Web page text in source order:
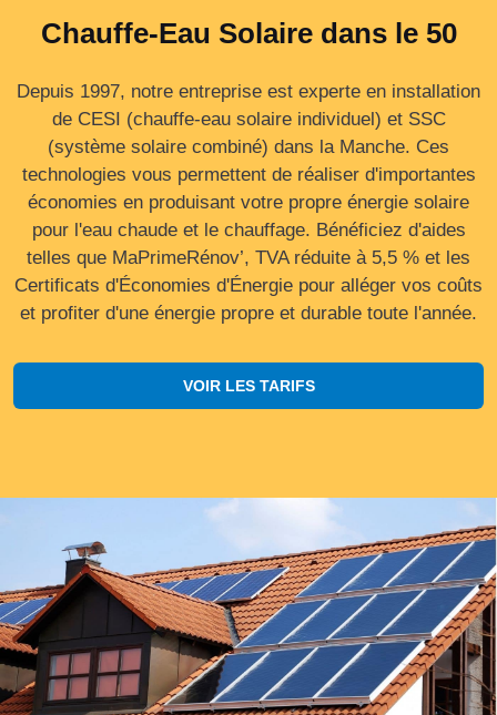
Chauffe-Eau Solaire dans le 50
Depuis 1997, notre entreprise est experte en installation
de CESI (chauffe-eau solaire individuel) et SSC
(système solaire combiné) dans la Manche. Ces
technologies vous permettent de réaliser d'importantes
économies en produisant votre propre énergie solaire
pour l'eau chaude et le chauffage. Bénéficiez d'aides
telles que MaPrimeRénov’, TVA réduite à 5,5 % et les
Certificats d'Économies d'Énergie pour alléger vos coûts
et profiter d'une énergie propre et durable toute l'année.
VOIR LES TARIFS